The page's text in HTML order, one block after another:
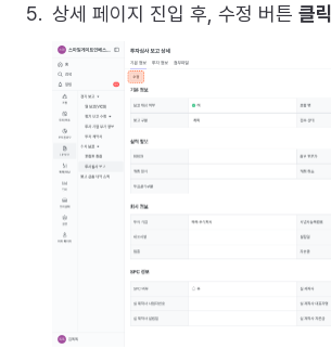
상세 페이지 진입 후, 수정 버튼 클릭